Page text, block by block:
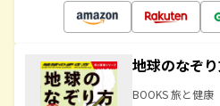
地球のなぞ
BOOKS 旅と健康